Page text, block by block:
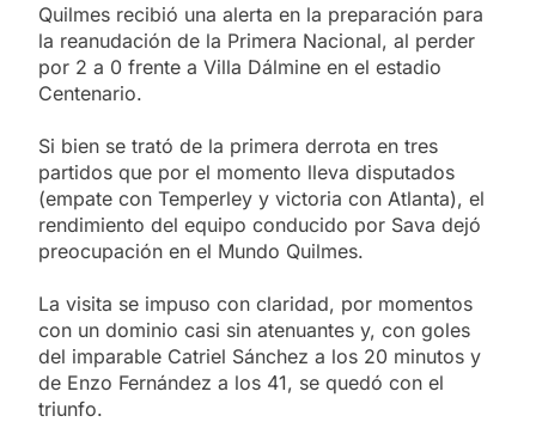
Quilmes recibió una alerta en la preparación para
la reanudación de la Primera Nacional, al perder
por 2 a 0 frente a Villa Dálmine en el estadio
Centenario.
Si bien se trató de la primera derrota en tres
partidos que por el momento lleva disputados
(empate con Temperley y victoria con Atlanta), el
rendimiento del equipo conducido por Sava dejó
preocupación en el Mundo Quilmes.
La visita se impuso con claridad, por momentos
con un dominio casi sin atenuantes y, con goles
del imparable Catriel Sánchez a los 20 minutos y
de Enzo Fernández a los 41, se quedó con el
triunfo.